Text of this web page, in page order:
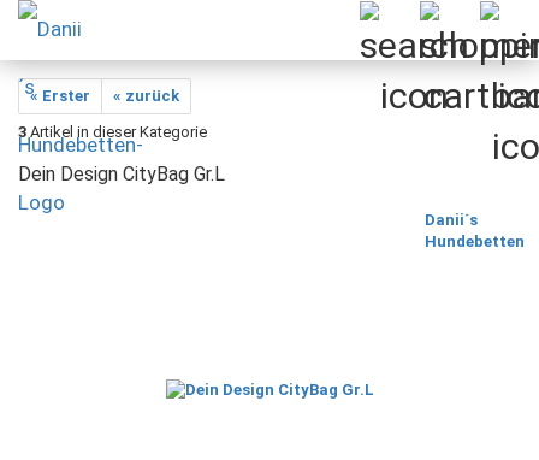
« Erster
« zurück
3 Artikel in dieser Kategorie
Dein Design CityBag Gr.L
Danii´s
Hundebetten